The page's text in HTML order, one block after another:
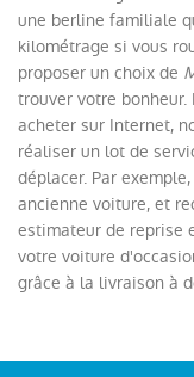
une berline familiale
kilométrage si vous
proposer un choix de
trouver votre
acheter sur Internet,
réaliser un lot de
déplacer. Par
ancienne voiture, et
estimateur de reprise
votre voiture
grâce à la livraison à